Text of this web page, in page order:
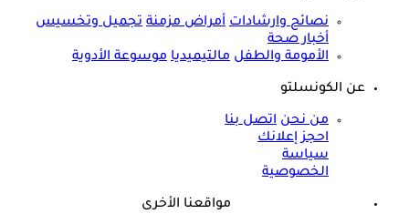
نصائح وارشادات أمراض مزمنة تجميل وتخسيس
أخبار صحة
الأمومة والطفل مالتيميديا موسوعة الأدوية
عن الكونسلتو
من نحن اتصل بنا
احجز إعلانك
سياسة
الخصوصية
مواقعنا الأخرى